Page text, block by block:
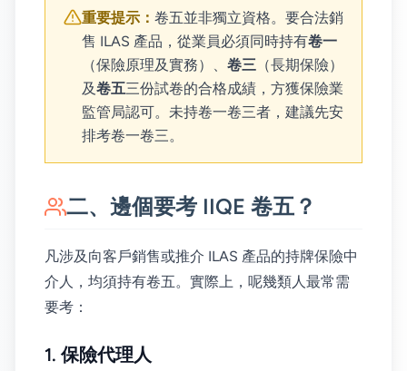
重要提示： 卷五並非獨立資格。要合法銷
售 ILAS 產品，從業員必須同時持有卷一
（保險原理及實務）、 卷三 （長期保險）
及卷五三份試卷的合格成績，方獲保險業
監管局認可。未持卷一卷三者，建議先安
排考卷一卷三。
二、邊個要考 IIQE 卷五？
凡涉及向客戶銷售或推介 ILAS 產品的持牌保險中
介人，均須持有卷五。實際上，呢幾類人最常需
要考：
1. 保險代理人